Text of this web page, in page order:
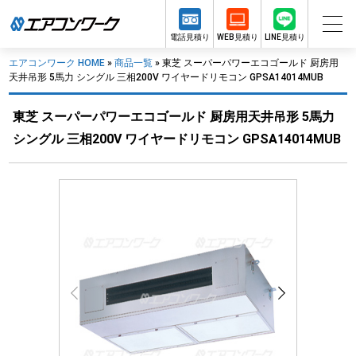
電話見積り WEB見積り LINE見積り
エアコンワーク HOME » 商品一覧 » 東芝 スーパーパワーエコゴールド 厨房用
天井吊形 5馬力 シングル 三相200V ワイヤードリモコン GPSA14014MUB
東芝 スーパーパワーエコゴールド 厨房用天井吊形 5馬力
シングル 三相200V ワイヤードリモコン GPSA14014MUB